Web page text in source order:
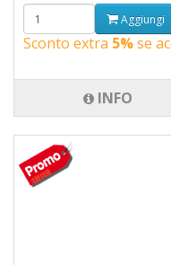
Aggiungi
Sconto extra 5%se
INFO